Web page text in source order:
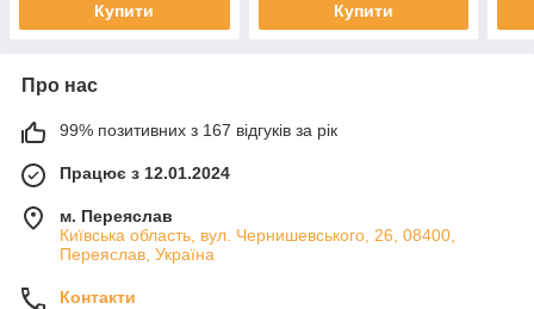
Купити Купити
Про нас
99% позитивних з 167 відгуків за рік
Працює з 12.01.2024
м. Переяслав
Київська область, вул. Чернишевського, 26, 08400,
Переяслав, Україна
Контакти